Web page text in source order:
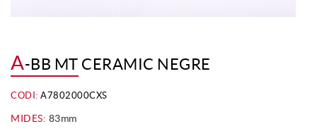
A-BB MT CERAMIC NEGRE
CODI: A7802000CXS
MIDES: 83mm